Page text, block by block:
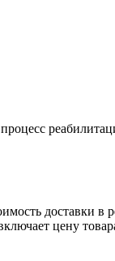
доставки
цену